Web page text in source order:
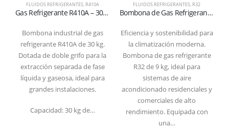
FLUIDOS REFRIGERANTES, R410A
Gas Refrigerante R410A – 30 kg – Bombona con Doble Grifo (Certificada T-PED)
Bombona industrial de gas
refrigerante R410A de 30 kg.
Dotada de doble grifo para la
extracción separada de fase
líquida y gaseosa, ideal para
grandes instalaciones.
Capacidad: 30 kg de…
FLUIDOS REFRIGERANTES, R32
Bombona de Gas Refrigerante R32 – 9 kg (Válvula W21,7 × 1/14″ Izquierda) – Recargable
Eficiencia y sostenibilidad para
la climatización moderna.
Bombona de gas refrigerante
R32 de 9 kg, ideal para
sistemas de aire
acondicionado residenciales y
comerciales de alto
rendimiento. Equipada con
una…